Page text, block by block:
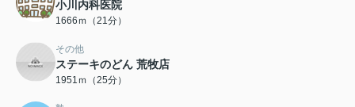
小川内科医院
1666ｍ（21分）
その他
ステーキのどん 荒牧店
1951ｍ（25分）